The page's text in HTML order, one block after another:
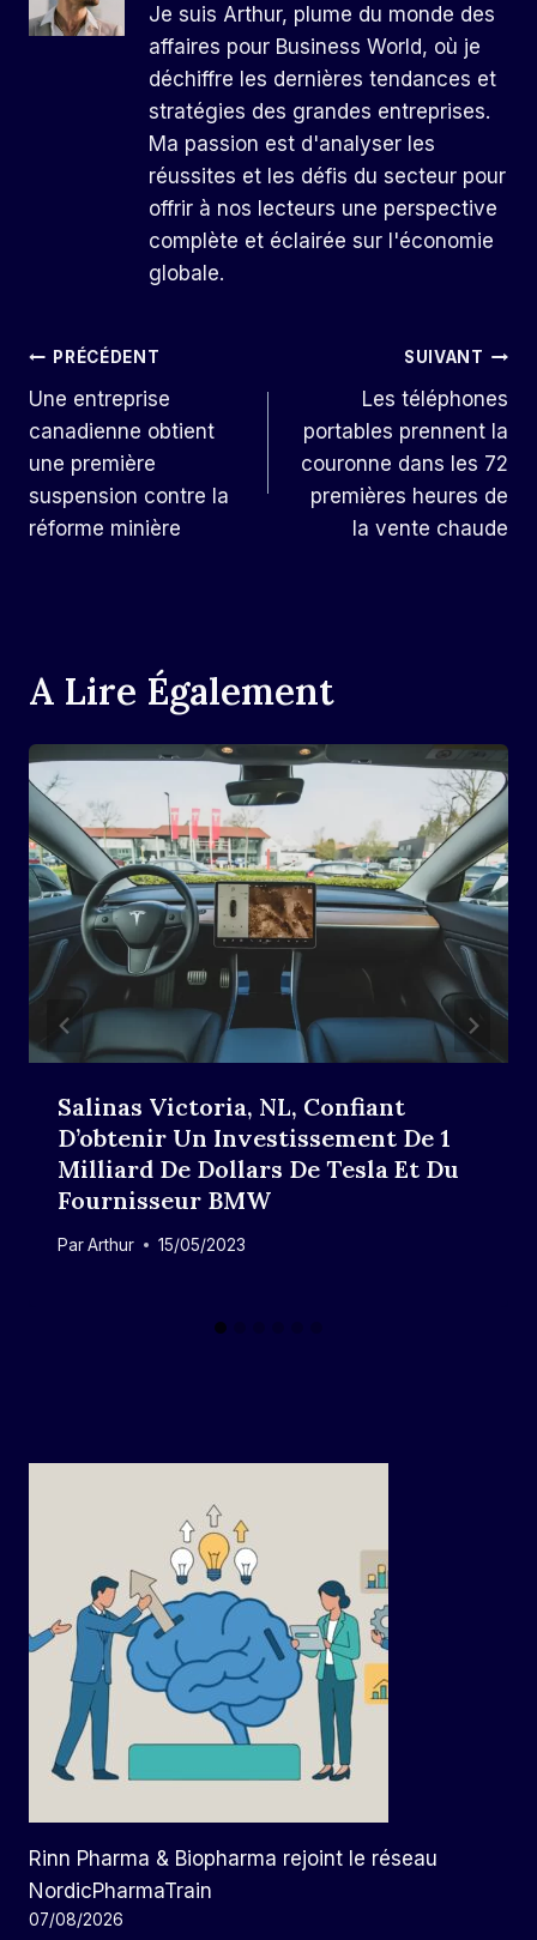
Je suis Arthur, plume du monde des
affaires pour Business World, où je
déchiffre les dernières tendances et
stratégies des grandes entreprises.
Ma passion est d'analyser les
réussites et les défis du secteur pour
offrir à nos lecteurs une perspective
complète et éclairée sur l'économie
globale.
Navigation
De
L’article
PRÉCÉDENT
Une entreprise
canadienne obtient
une première
suspension contre la
réforme minière
SUIVANT
Les téléphones
portables prennent la
couronne dans les 72
premières heures de
la vente chaude
A Lire Également
Salinas Victoria, NL, Confiant
D’obtenir Un Investissement De 1
Milliard De Dollars De Tesla Et Du
Fournisseur BMW
ParArthur 15/05/2023
Rinn Pharma & Biopharma rejoint le réseau
NordicPharmaTrain
07/08/2026